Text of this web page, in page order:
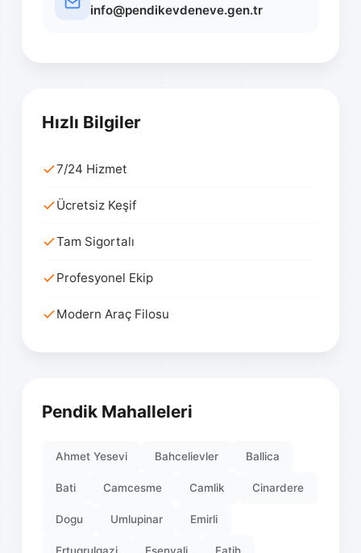
info@pendikevdeneve.gen.tr
Hızlı Bilgiler
7/24 Hizmet
Ücretsiz Keşif
Tam Sigortalı
Profesyonel Ekip
Modern Araç Filosu
Pendik Mahalleleri
Ahmet Yesevi Bahcelievler Ballica
Bati Camcesme Camlik Cinardere
Dogu Umlupinar Emirli